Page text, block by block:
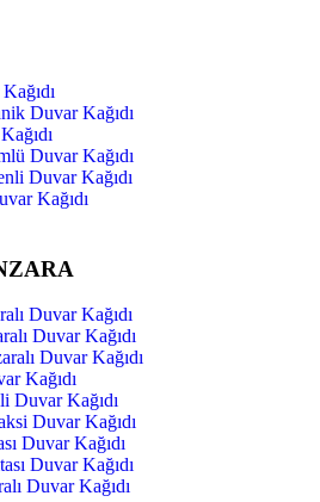
Duvar Kağıdı
Duvar Kağıdı
Duvar Kağıdı
Kağıdı
Duvar Kağıdı
Duvar Kağıdı
Duvar Kağıdı
Kağıdı
Duvar Kağıdı
Duvar Kağıdı
Duvar Kağıdı
Duvar Kağıdı
Duvar Kağıdı